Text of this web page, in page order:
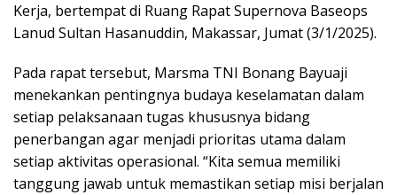
Kerja, bertempat di Ruang Rapat Supernova Baseops
Lanud Sultan Hasanuddin, Makassar, Jumat (3/1/2025).
Pada rapat tersebut, Marsma TNI Bonang Bayuaji
menekankan pentingnya budaya keselamatan dalam
setiap pelaksanaan tugas khususnya bidang
penerbangan agar menjadi prioritas utama dalam
setiap aktivitas operasional. “Kita semua memiliki
tanggung jawab untuk memastikan setiap misi berjalan